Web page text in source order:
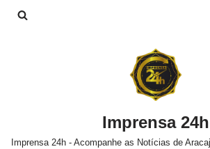
Imprensa 24h
Imprensa 24h - Acompanhe as Notícias de